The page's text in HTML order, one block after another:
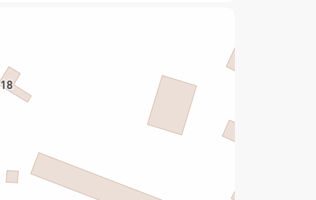
Термінові перекази
Перекази